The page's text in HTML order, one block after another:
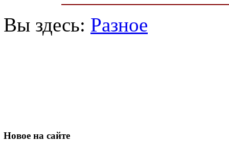
Вы здесь: Разное
Новое на сайте